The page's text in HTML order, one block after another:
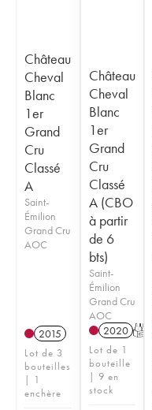
Château
Cheval
Blanc
1er
Grand
Cru
Classé
A
Saint-
Émilion
Grand Cru
AOC
2015
Lot de 3
bouteilles
| 1
enchère
Château
Cheval
Blanc
1er
Grand
Cru
Classé
A (CBO
à partir
de 6
bts)
Saint-
Émilion
Grand Cru
AOC
2020 T
Lot de 1
bouteille
| 9 en
stock